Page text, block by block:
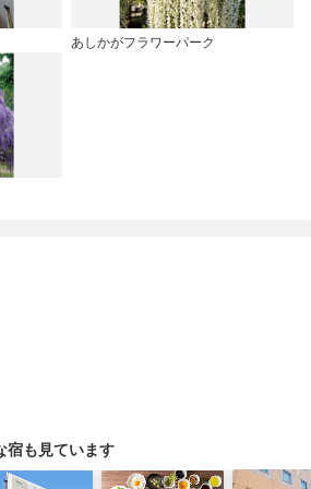
あしかがフラワーパーク
宿も見ています